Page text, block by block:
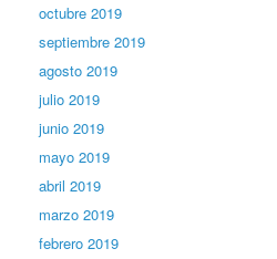
octubre 2019
septiembre 2019
agosto 2019
julio 2019
junio 2019
mayo 2019
abril 2019
marzo 2019
febrero 2019